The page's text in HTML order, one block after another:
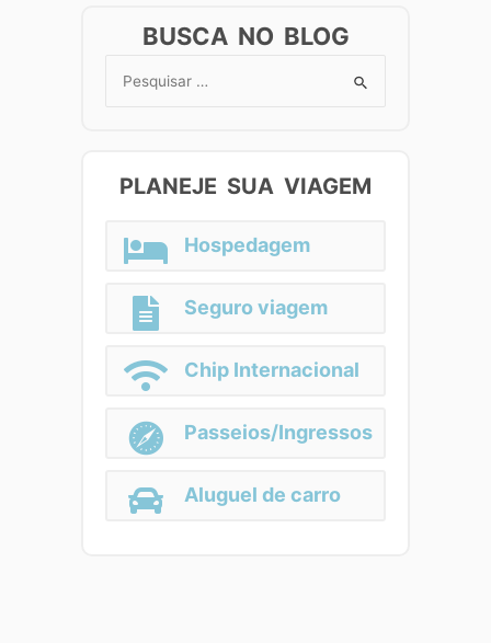
BUSCA NO BLOG
Search
PLANEJE SUA VIAGEM
Hospedagem
Seguro viagem
Chip Internacional
Passeios/Ingressos
Aluguel de carro